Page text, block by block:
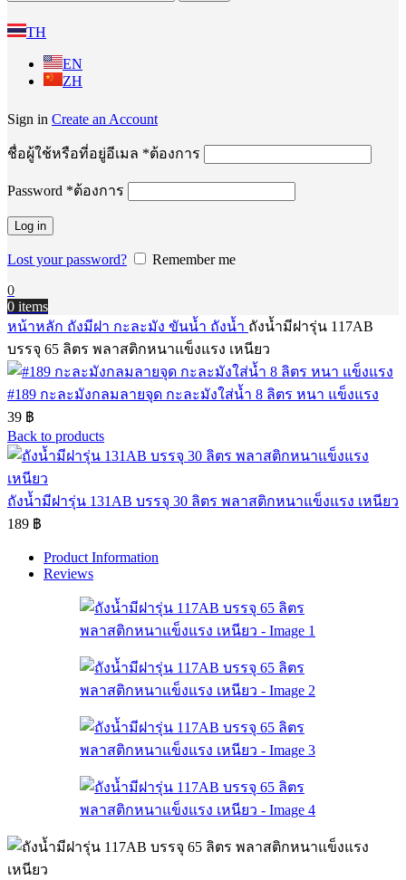
TH
EN
ZH
Sign in Create an Account
ชื่อผู้ใช้หรือที่อยู่อีเมล *ต้องการ
Password *ต้องการ
Log in
Lost your password?
Remember me
0
0 items
หน้าหลัก ถังมีฝา กะละมัง ขันน้ำ ถังน้ำ ถังน้ำมีฝารุ่น 117AB
บรรจุ 65 ลิตร พลาสติกหนาแข็งแรง เหนียว
#189 กะละมังกลมลายจุด กะละมังใส่น้ำ 8 ลิตร หนา แข็งแรง
39 ฿
Back to products
ถังน้ำมีฝารุ่น 131AB บรรจุ 30 ลิตร พลาสติกหนาแข็งแรง เหนียว
189 ฿
Product Information
Reviews